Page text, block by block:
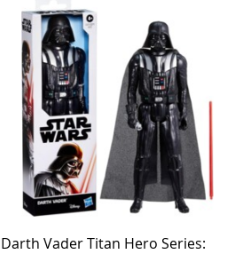
Darth Vader Titan Hero Series: